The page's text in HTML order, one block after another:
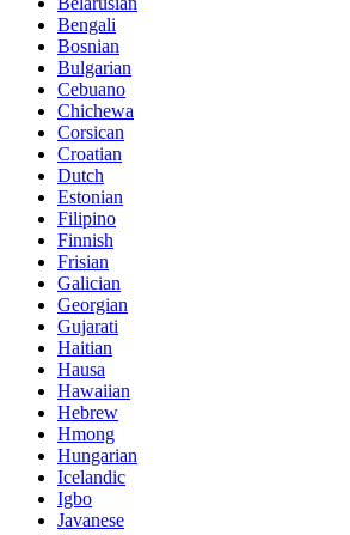
Bengali
Bosnian
Bulgarian
Cebuano
Chichewa
Corsican
Croatian
Dutch
Estonian
Filipino
Finnish
Frisian
Galician
Georgian
Gujarati
Haitian
Hausa
Hawaiian
Hebrew
Hmong
Hungarian
Icelandic
Igbo
Javanese